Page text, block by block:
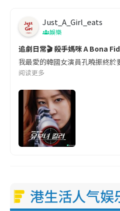
Just_A_Girl_eats
娛樂
追劇日常🎬 殺手媽咪 A Bona
我最愛的韓國女演員孔曉振終
阅读更多
港生活人气娱